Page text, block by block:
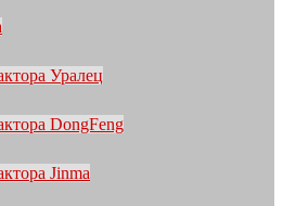
Уралец
DongFeng
Jinma